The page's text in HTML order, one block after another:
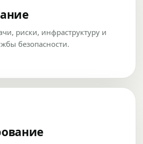
риски, инфраструктуру и
безопасности.